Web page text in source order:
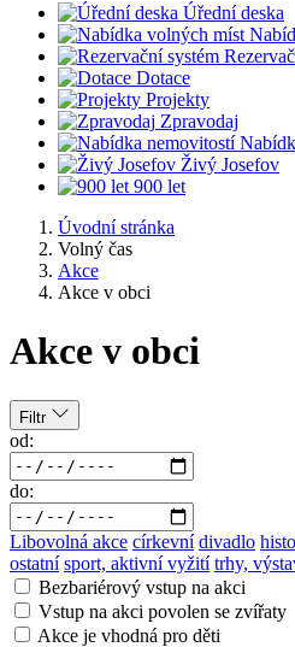
Úřední deska
Dotace
Projekty
Zpravodaj
Živý Josefov
900 let
Úvodní stránka
Volný čas
Akce
Akce v obci
Akce v obci
Filtr
od:
do:
Libovolná akce církevní divadlo
ostatní sport, aktivní vyžití trhy,
Bezbariérový vstup na akci
Vstup na akci povolen se zvířaty
Akce je vhodná pro děti